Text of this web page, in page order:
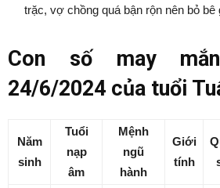
trặc, vợ chồng quá bận rộn nên bỏ bê
Con số may
24/6/2024 của tuổi
Năm
sinh
Tuổi
nạp
âm
Mệnh
ngũ
hành
Giới
tính